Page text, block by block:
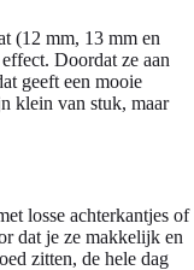
(12 mm, 13 mm en
Doordat ze aan
geeft een mooie
klein van stuk, maar
losse achterkantjes of
dat je ze makkelijk en
zitten, de hele dag